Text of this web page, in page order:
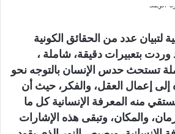
لتبيان عدد من الحقائق الكونية
وردت بتعبيرات دقيقة، شاملة ،
تستحث حدس الإنسان بالتوجه نحو
إلى إعمال العقل، والفكر، حيث أن
منه المعرفة الإنسانية كل ما
والمكان، وتبقى هذه الإشارات